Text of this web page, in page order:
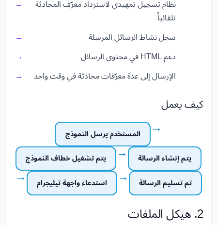
نظام تسجيل تمهيدي لاسترداد معرّف المحادثة
تلقائياً
سجل نشاط الرسائل المرسلة
دعم HTML في محتوى الرسائل
الإرسال إلى عدة معرّفات محادثة في وقت واحد
كيف يعمل
المستخدم يرسل النموذج →
يتم تشغيل خطاف النموذج → يتم إنشاء الرسالة
→ استدعاء واجهة تيليجرام → تم تسليم الرسالة
2. هيكل الملفات